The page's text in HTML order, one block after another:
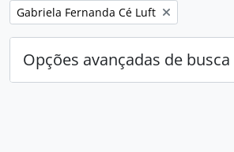
Remover filtro:
Gabriela Fernanda Cé Luft
Opções avançadas de busca